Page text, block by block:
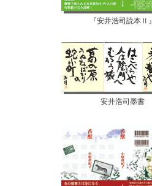
『安井浩司読本Ⅱ』
安井浩司墨書